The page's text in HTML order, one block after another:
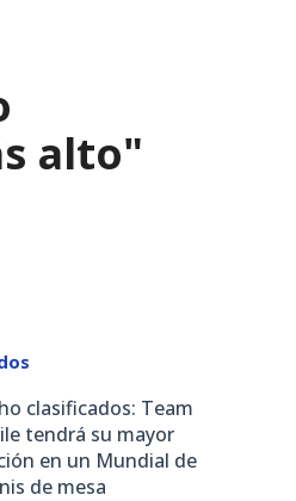
alto"
clasificados: Team
tendrá su mayor
en un Mundial de
de mesa